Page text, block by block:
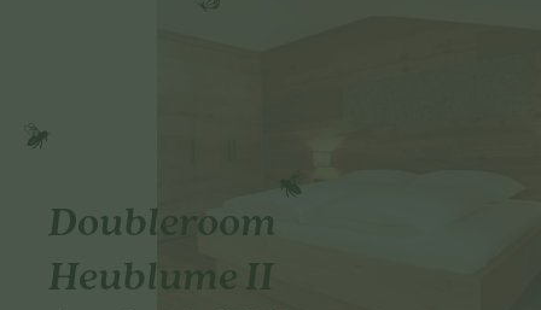
Doubleroom
Heublume II